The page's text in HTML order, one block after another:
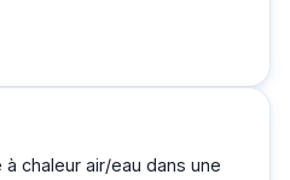
à chaleur air/eau dans une